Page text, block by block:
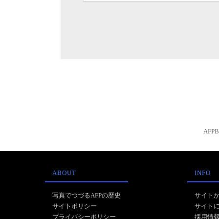
ABOUT
写真でつづるAFPの歴史
サイトポリシー
プライバシーポリシー
INFO
サイト
サイト
採用情